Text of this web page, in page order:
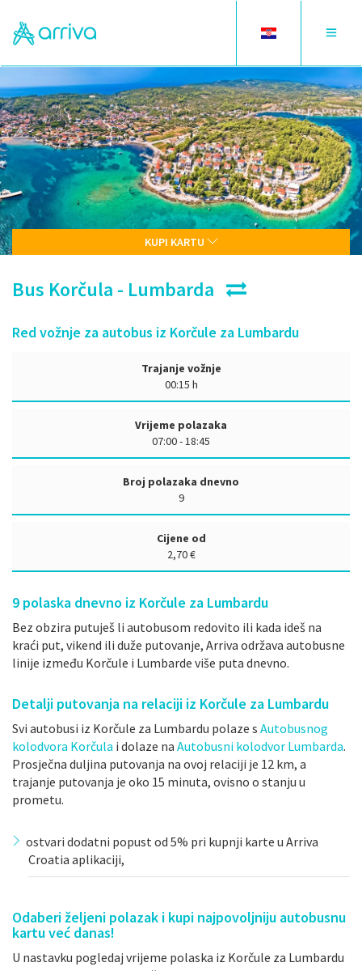
Toggle
Toggle
KUPI KARTU
Bus Korčula - Lumbarda
Red vožnje za autobus iz Korčule za Lumbardu
Trajanje vožnje
00:15 h
Vrijeme polazaka
07:00 - 18:45
Broj polazaka dnevno
9
Cijene od
2,70 €
9 polaska dnevno iz Korčule za Lumbardu
Bez obzira putuješ li autobusom redovito ili kada ideš na
kraći put, vikend ili duže putovanje, Arriva održava autobusne
linije između Korčule i Lumbarde više puta dnevno.
Detalji putovanja na relaciji iz Korčule za Lumbardu
Svi autobusi iz Korčule za Lumbardu polaze s Autobusnog
kolodvora Korčula i dolaze na Autobusni kolodvor Lumbarda.
Prosječna duljina putovanja na ovoj relaciji je 12 km, a
trajanje putovanja je oko 15 minuta, ovisno o stanju u
prometu.
ostvari dodatni popust od 5% pri kupnji karte u Arriva
Croatia aplikaciji,
Odaberi željeni polazak i kupi najpovoljniju autobusnu
kartu već danas!
U nastavku pogledaj vrijeme polaska iz Korčule za Lumbardu